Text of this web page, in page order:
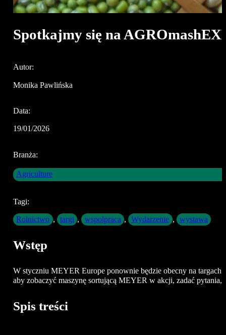
Spotkajmy się na
Autor:
Monika Pawlińska
Data:
19/01/2026
Branża:
Agriculture
Tagi:
Rolnictwo , targi , wspolpraca , Wydarzenie , wystawa
Wstęp
W styczniu MEYER Europe ponownie będzie obecny na
aby zobaczyć maszynę sortującą MEYER w akcji, zadać
Spis treści